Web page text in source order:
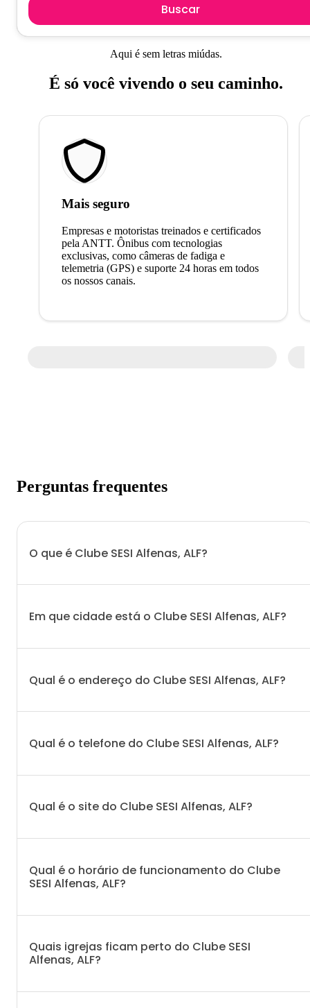
Buscar
Aqui é sem letras miúdas.
É só você vivendo o seu caminho.
Mais seguro
Empresas e motoristas treinados e certificados
pela ANTT. Ônibus com tecnologias
exclusivas, como câmeras de fadiga e
telemetria (GPS) e suporte 24 horas em todos
os nossos canais.
Perguntas frequentes
O que é Clube SESI Alfenas, ALF?
Em que cidade está o Clube SESI Alfenas, ALF?
Qual é o endereço do Clube SESI Alfenas, ALF?
Qual é o telefone do Clube SESI Alfenas, ALF?
Qual é o site do Clube SESI Alfenas, ALF?
Qual é o horário de funcionamento do Clube
SESI Alfenas, ALF?
Quais igrejas ficam perto do Clube SESI
Alfenas, ALF?